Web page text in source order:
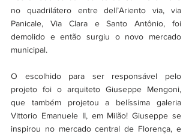
no quadrilátero entre dell’Ariento via, via
Panicale, Via Clara e Santo Antônio, foi
demolido e então surgiu o novo mercado
municipal.
O escolhido para ser responsável pelo
projeto foi o arquiteto Giuseppe Mengoni,
que também projetou a belíssima galeria
Vittorio Emanuele II, em Milão! Giuseppe se
inspirou no mercado central de Florença, e